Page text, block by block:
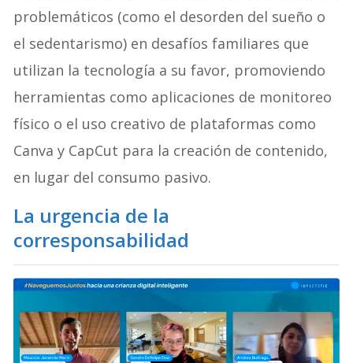
problemáticos (como el desorden del sueño o
el sedentarismo) en desafíos familiares que
utilizan la tecnología a su favor, promoviendo
herramientas como aplicaciones de monitoreo
físico o el uso creativo de plataformas como
Canva y CapCut para la creación de contenido,
en lugar del consumo pasivo.
La urgencia de la
corresponsabilidad